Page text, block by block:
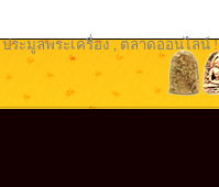
ประมูลพระเครื่อง , ตลาดออนไลน์ !